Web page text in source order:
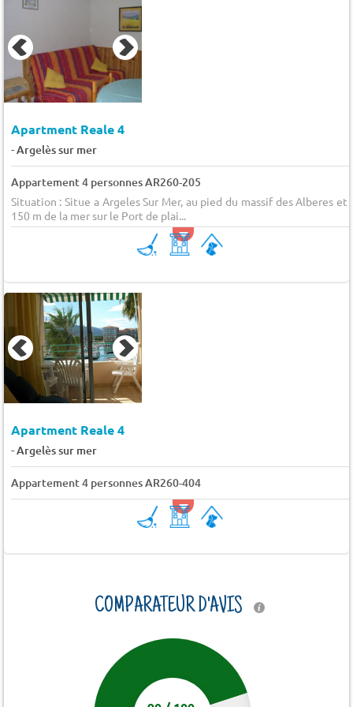
Apartment Reale 4
-Argelès sur mer
Appartement 4 personnes AR260-205
Situation : Situe a Argeles Sur Mer, au pied du massif des Alberes et
150 m de la mer sur le Port de plai...
Apartment Reale 4
-Argelès sur mer
Appartement 4 personnes AR260-404
COMPARATEUR D'AVIS